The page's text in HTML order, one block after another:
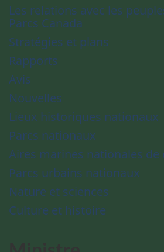
Les relations avec les
Parcs Canada
Stratégies et plans
Rapports
Avis
Nouvelles
Lieux historiques nationaux
Parcs nationaux
Aires marines nationales de
Parcs urbains nationaux
Nature et sciences
Culture et histoire